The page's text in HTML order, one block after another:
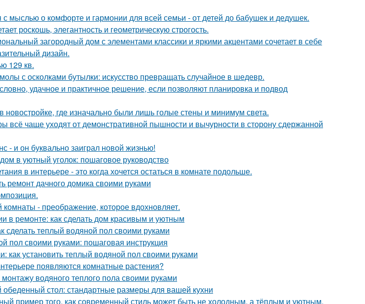
с мыслью о комфорте и гармонии для всей семьи - от детей до бабушек и дедушек.
роскошь, элегантность и геометрическую строгость.
загородный дом с элементами классики и яркими акцентами сочетает в себе
дизайн.
129 кв.
с осколками бутылки: искусство превращать случайное в шедевр.
удачное и практичное решение, если позволяют планировка и подвод
новостройке, где изначально были лишь голые стены и минимум света.
всё чаще уходят от демонстративной пышности и вычурности в сторону сдержанной
- и он буквально заиграл новой жизнью!
в уютный уголок: пошаговое руководство
в интерьере - это когда хочется остаться в комнате подольше.
ремонт дачного домика своими руками
- преображение, которое вдохновляет.
в ремонте: как сделать дом красивым и уютным
сделать теплый водяной пол своими руками
пол своими руками: пошаговая инструкция
как установить теплый водяной пол своими руками
появляются комнатные растения?
водяного теплого пола своими руками
стол: стандартные размеры для вашей кухни
пример того, как современный стиль может быть не холодным, а тёплым и уютным.